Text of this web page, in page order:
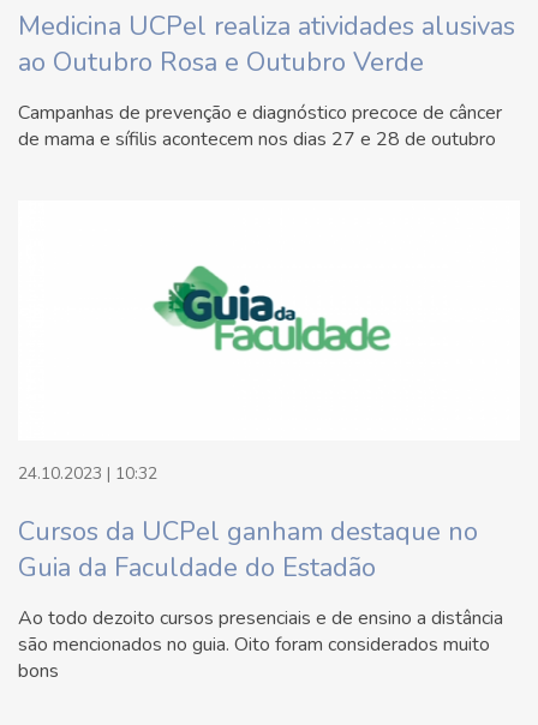
Medicina UCPel realiza atividades alusivas
ao Outubro Rosa e Outubro Verde
Campanhas de prevenção e diagnóstico precoce de câncer
de mama e sífilis acontecem nos dias 27 e 28 de outubro
24.10.2023 | 10:32
Cursos da UCPel ganham destaque no
Guia da Faculdade do Estadão
Ao todo dezoito cursos presenciais e de ensino a distância
são mencionados no guia. Oito foram considerados muito
bons